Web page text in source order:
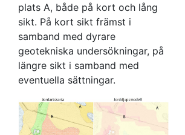
plats A, både på kort och lång
sikt. På kort sikt främst i
samband med dyrare
geotekniska undersökningar, på
längre sikt i samband med
eventuella sättningar.